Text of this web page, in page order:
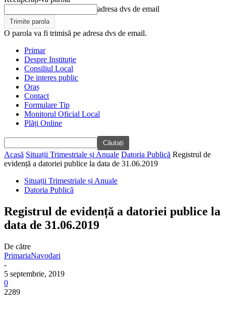
adresa dvs de email
O parola va fi trimisă pe adresa dvs de email.
Primar
Despre Instituție
Consiliul Local
De interes public
Oraș
Contact
Formulare Tip
Monitorul Oficial Local
Plăți Online
Acasă Situații Trimestriale și Anuale Datoria Publică Registrul de
evidență a datoriei publice la data de 31.06.2019
Situații Trimestriale și Anuale
Datoria Publică
Registrul de evidență a datoriei publice la
data de 31.06.2019
De către
PrimariaNavodari
-
5 septembrie, 2019
0
2289